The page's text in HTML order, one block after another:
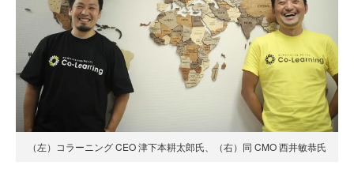
（左）コラーニング CEO 津下本耕太郎氏、（右）同 CMO 西井敏恭氏